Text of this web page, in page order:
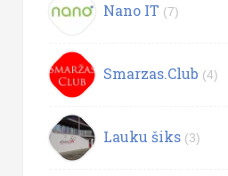
Nano IT (7)
Smarzas.Club (4)
Lauku šiks (3)